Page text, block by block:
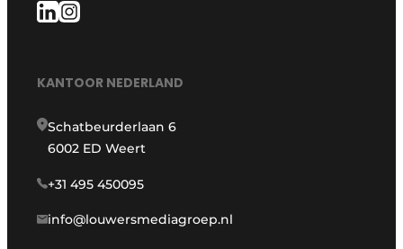
KANTOOR NEDERLAND
Schatbeurderlaan 6
6002 ED Weert
+31 495 450095
info@louwersmediagroep.nl